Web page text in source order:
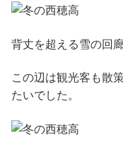
背丈を超える雪の回
この辺は観光客も散
たいでした。